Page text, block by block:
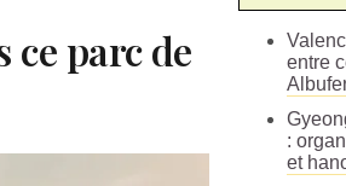
ce parc de
entre
:
et